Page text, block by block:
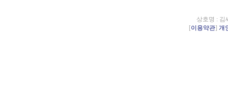
상호명 : 김
[이용약관] 개